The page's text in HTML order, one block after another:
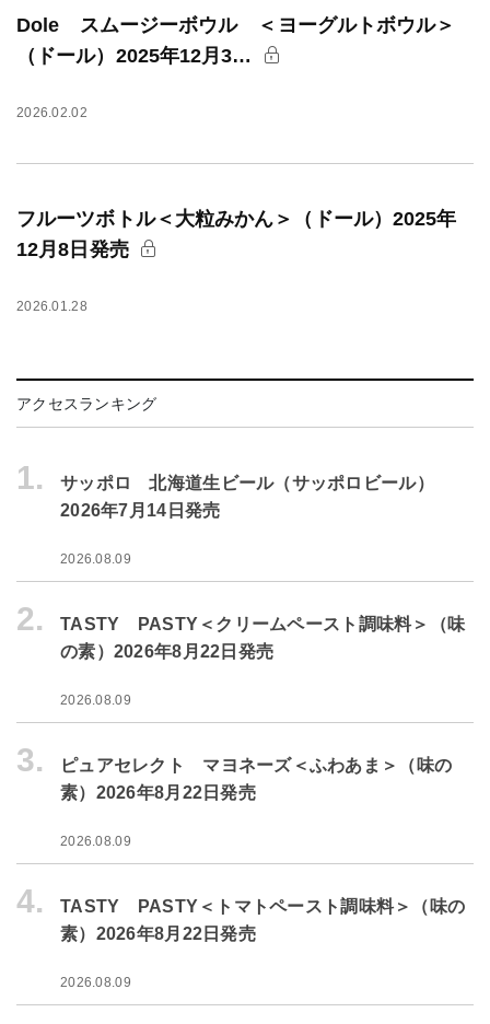
Dole スムージーボウル ＜ヨーグルトボウル＞
（ドール）2025年12月3…
2026.02.02
フルーツボトル＜大粒みかん＞（ドール）2025年
12月8日発売
2026.01.28
アクセスランキング
1.
サッポロ 北海道生ビール（サッポロビール）
2026年7月14日発売
2026.08.09
2.
TASTY PASTY＜クリームペースト調味料＞（味
の素）2026年8月22日発売
2026.08.09
3.
ピュアセレクト マヨネーズ＜ふわあま＞（味の
素）2026年8月22日発売
2026.08.09
4.
TASTY PASTY＜トマトペースト調味料＞（味の
素）2026年8月22日発売
2026.08.09